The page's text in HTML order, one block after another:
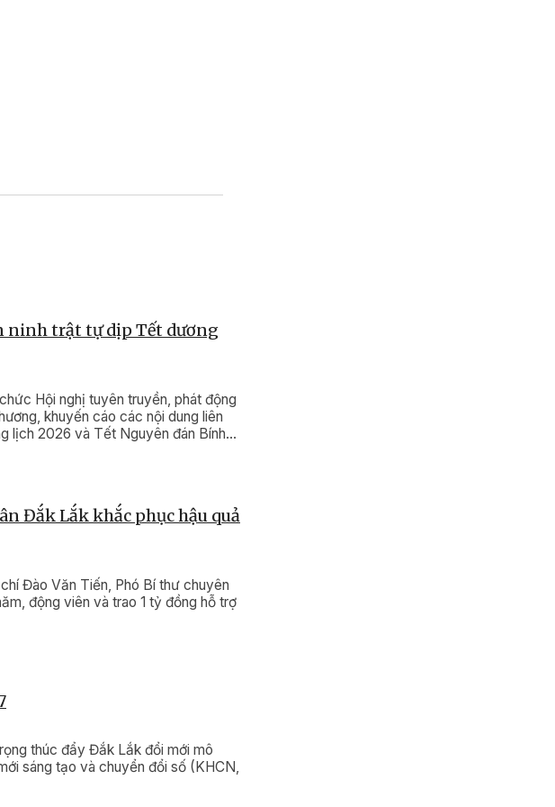
ninh trật tự dịp Tết dương
Hội nghị tuyên truyền, phát động
khuyến cáo các nội dung liên
lịch 2026 và Tết Nguyên đán Bính
Đắk Lắk khắc phục hậu quả
Đào Văn Tiến, Phó Bí thư chuyên
động viên và trao 1 tỷ đồng hỗ trợ
thúc đẩy Đắk Lắk đổi mới mô
sáng tạo và chuyển đổi số (KHCN,